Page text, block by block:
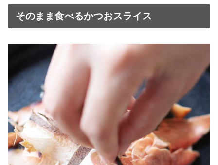
そのまま食べるかつおスライス